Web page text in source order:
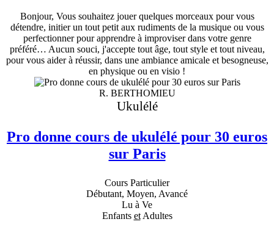
Bonjour, Vous souhaitez jouer quelques morceaux pour vous
détendre, initier un tout petit aux rudiments de la musique ou vous
perfectionner pour apprendre à improviser dans votre genre
préféré… Aucun souci, j'accepte tout âge, tout style et tout niveau,
pour vous aider à réussir, dans une ambiance amicale et besogneuse,
en physique ou en visio !
R. BERTHOMIEU
Ukulélé
Pro donne cours de ukulélé pour 30 euros
sur Paris
Cours Particulier
Débutant, Moyen, Avancé
Lu à Ve
Enfants etAdultes